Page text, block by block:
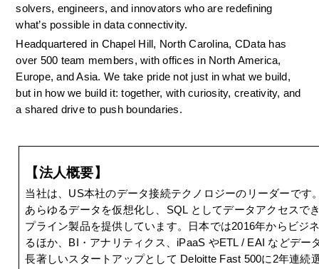
solvers, engineers, and innovators who are redefining
what’s possible in data connectivity.
Headquartered in Chapel Hill, North Carolina, CData has
over 500 team members, with offices in North America,
Europe, and Asia. We take pride not just in what we build,
but in how we build it: together, with curiosity, creativity, and
a shared drive to push boundaries.
【法人概要】
当社は、US本社のデータ接続テクノロジーのリーダーで
あらゆるデータを仮想化し、SQL としてデータアクセスで
プライン製品を提供しています。日本では2016年からビジ
るほか、BI・アナリティクス、iPaaS やETL / EAI などデ
長著しいスタートアップとして Deloitte Fast 500に2年連続